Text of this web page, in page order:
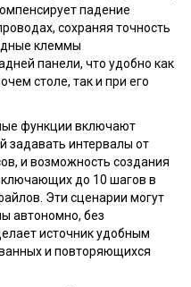
падение
сохраняя точность
клеммы
панели, что удобно как
столе, так и при его
функции включают
задавать интервалы от
и возможность создания
до 10 шагов в
Эти сценарии могут
автономно, без
источник удобным
и повторяющихся